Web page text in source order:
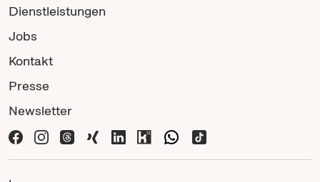
Dienstleistungen
Jobs
Kontakt
Presse
Newsletter